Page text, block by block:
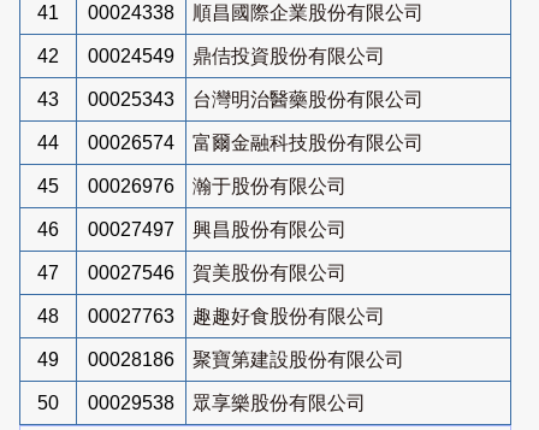
41 00024338 順昌國際企業股份有限公司
42 00024549 鼎佶投資股份有限公司
43 00025343 台灣明治醫藥股份有限公司
44 00026574 富爾金融科技股份有限公司
45 00026976 瀚于股份有限公司
46 00027497 興昌股份有限公司
47 00027546 賀美股份有限公司
48 00027763 趣趣好食股份有限公司
49 00028186 聚寶第建設股份有限公司
50 00029538
眾享樂股份有限公司